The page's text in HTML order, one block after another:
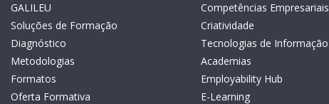
GALILEU
Soluções de Formação
Diagnóstico
Metodologias
Formatos
Oferta Formativa
Competências Empresariais
Criatividade
Tecnologias de Informação
Academias
Employability Hub
E-Learning